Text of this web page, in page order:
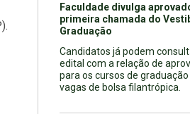
Faculdade divulga
primeira chamada do
Graduação
Candidatos já podem
edital com a relação de
para os cursos de graduação
vagas de bolsa filantrópica.